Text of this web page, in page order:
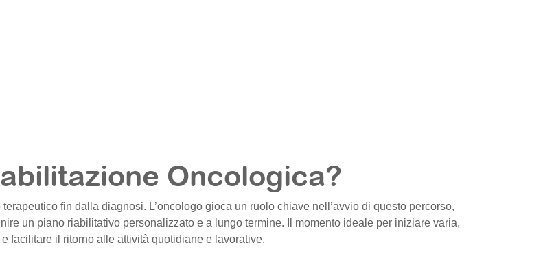
Oncologica?
fin dalla diagnosi. L’oncologo gioca un ruolo chiave nell’avvio di questo percorso,
un piano riabilitativo personalizzato e a lungo termine. Il momento ideale per iniziare varia,
facilitare il ritorno alle attività quotidiane e lavorative.